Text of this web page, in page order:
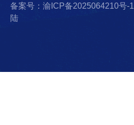
备案号：渝ICP备2025064210号-1
陆